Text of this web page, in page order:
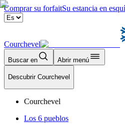
Comprar su forfaitSu estancia en esquí
Courchevel
Buscar en Abrir menú
Descubrir Courchevel
Courchevel
Los 6 pueblos